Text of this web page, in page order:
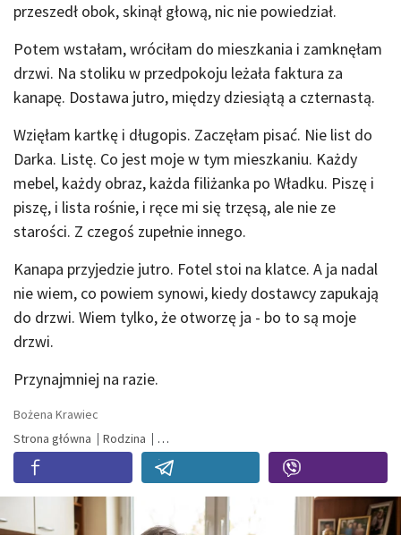
przeszedł obok, skinął głową, nic nie powiedział.
Potem wstałam, wróciłam do mieszkania i zamknęłam
drzwi. Na stoliku w przedpokoju leżała faktura za
kanapę. Dostawa jutro, między dziesiątą a czternastą.
Wzięłam kartkę i długopis. Zaczęłam pisać. Nie list do
Darka. Listę. Co jest moje w tym mieszkaniu. Każdy
mebel, każdy obraz, każda filiżanka po Władku. Piszę i
piszę, i lista rośnie, i ręce mi się trzęsą, ale nie ze
starości. Z czegoś zupełnie innego.
Kanapa przyjedzie jutro. Fotel stoi na klatce. A ja nadal
nie wiem, co powiem synowi, kiedy dostawcy zapukają
do drzwi. Wiem tylko, że otworzę ja - bo to są moje
drzwi.
Przynajmniej na razie.
Bożena Krawiec
Strona główna
Rodzina